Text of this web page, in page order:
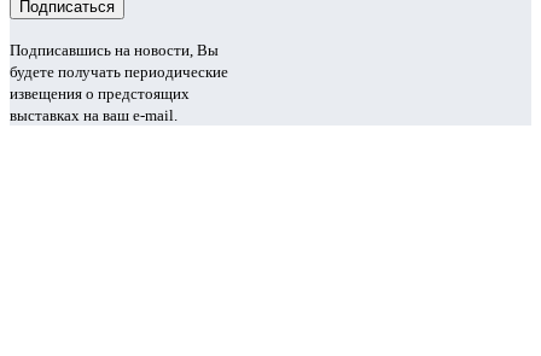
Подписавшись на новости, Вы
будете получать периодические
извещения о предстоящих
выставках на ваш e-mail.